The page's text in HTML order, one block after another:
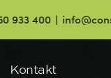
info@consolv.at
Kontakt